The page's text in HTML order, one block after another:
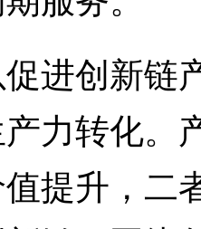
创新链
力转化。
提升，二